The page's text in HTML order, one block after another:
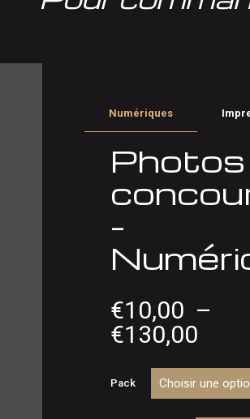
Numériques
Photos
–
€10,00 –
€130,00
prix :
Pack